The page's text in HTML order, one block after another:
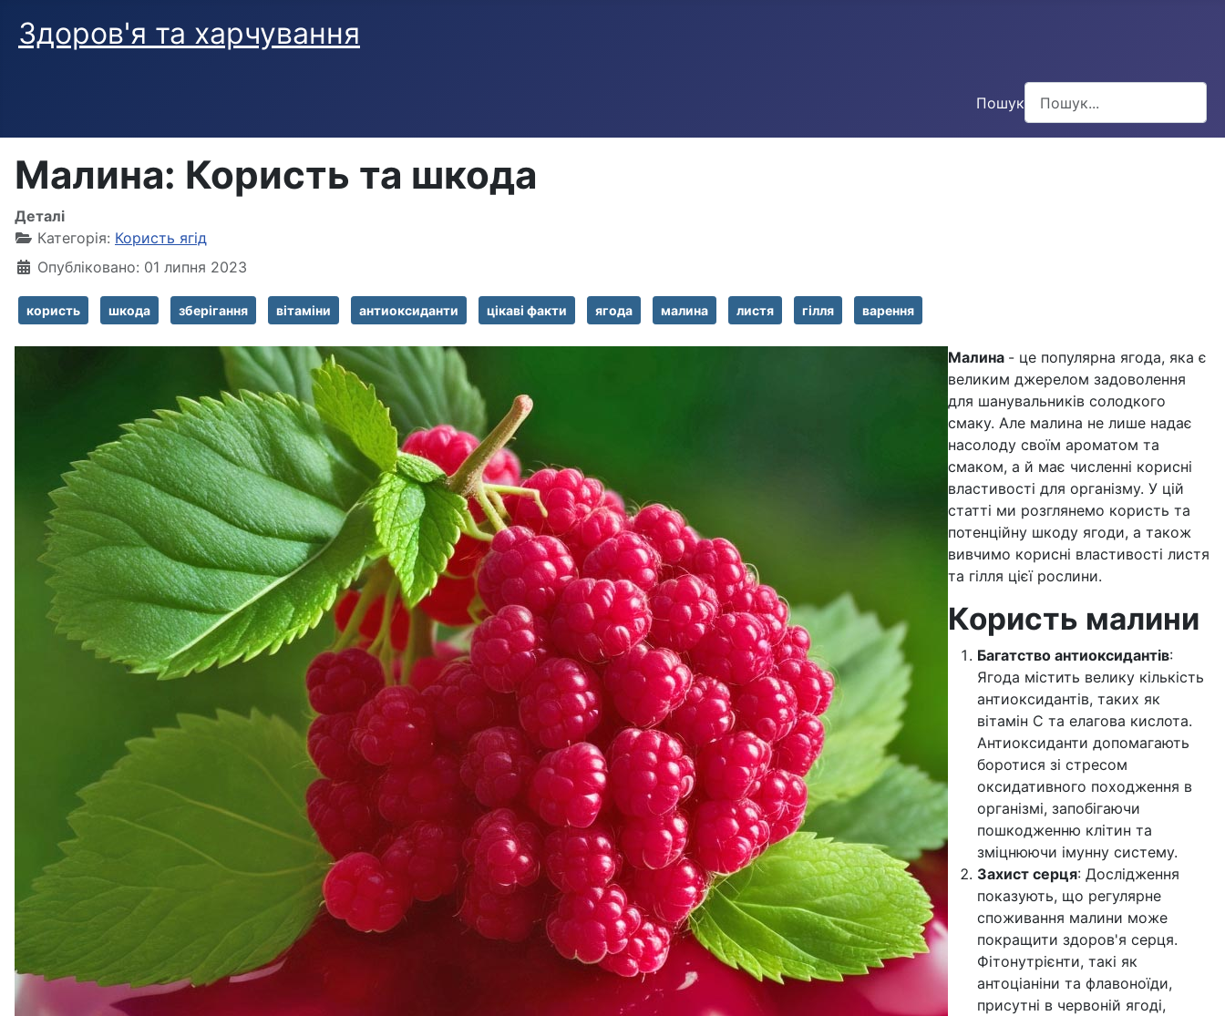
Здоров'я та харчування
Пошук
Type 2 or more characters
Малина: Користь та шкода
Деталі
Категорія: Користь ягід
Опубліковано: 01 липня 2023
користь шкода зберігання вітаміни антиоксиданти цікаві факти ягода малина листя гілля варення
Малина - це популярна ягода, яка є
великим джерелом задоволення
для шанувальників солодкого
смаку. Але малина не лише надає
насолоду своїм ароматом та
смаком, а й має численні корисні
властивості для організму. У цій
статті ми розглянемо користь та
потенційну шкоду ягоди, а також
вивчимо корисні властивості листя
та гілля цієї рослини.
Користь малини
Багатство антиоксидантів:
Ягода містить велику кількість
антиоксидантів, таких як
вітамін С та елагова кислота.
Антиоксиданти допомагають
боротися зі стресом
оксидативного походження в
організмі, запобігаючи
пошкодженню клітин та
зміцнюючи імунну систему.
Захист серця: Дослідження
показують, що регулярне
споживання малини може
покращити здоров'я серця.
Фітонутрієнти, такі як
антоціаніни та флавоноїди,
присутні в червоній ягоді,